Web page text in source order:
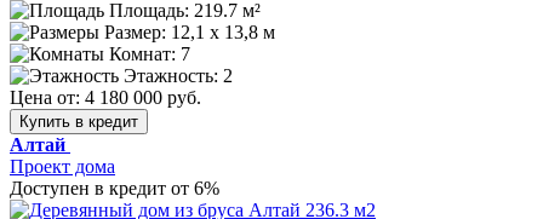
Площадь: 219.7 м²
Размер: 12,1 х 13,8 м
Комнат: 7
Этажность: 2
Цена от: 4 180 000 руб.
Купить в кредит
Алтай
Проект дома
Доступен в кредит от 6%